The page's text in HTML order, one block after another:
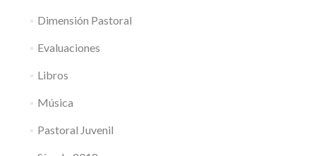
Dimensión Pastoral
Evaluaciones
Libros
Música
Pastoral Juvenil